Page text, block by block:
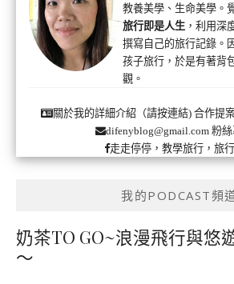
教養美學、生命美學。
旅行即是人生 ，利用深
撰寫自己的旅行記錄。
孩子旅行，於是有著背
觀。
關於我的詳細介紹（請按連結)合作提
difenyblog@gmail.com 粉絲
走走停停，教學旅行，旅
我的PODCAST頻
奶茶TO GO~浪漫飛行與悠
～